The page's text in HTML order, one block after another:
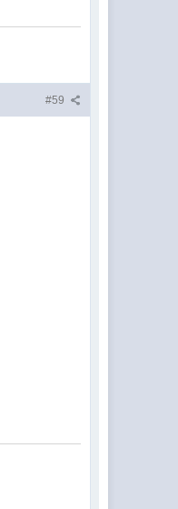
#59